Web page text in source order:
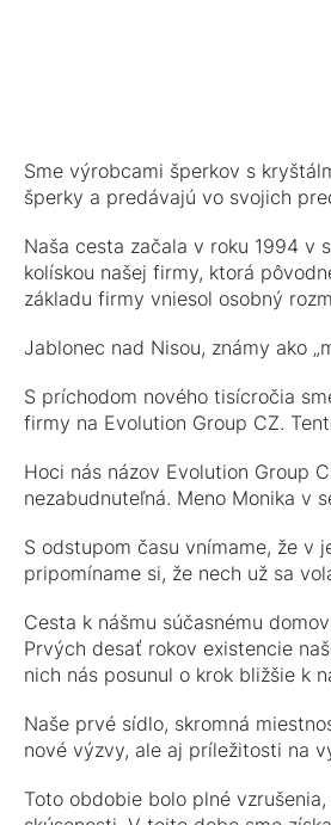
Sme výrobcami šperkov s
šperky a predávajú vo svojich
Naša cesta začala v roku 1994 v
kolískou našej firmy, ktorá
základu firmy vniesol osobný
Jablonec nad Nisou, známy ako
S príchodom nového tisícročia
firmy na Evolution Group CZ.
Hoci nás názov Evolution Group
nezabudnuteľná. Meno Monika v
S odstupom času vnímame, že v
pripomíname si, že nech už sa
Cesta k nášmu súčasnému
Prvých desať rokov existencie
nich nás posunul o krok bližšie k
Naše prvé sídlo, skromná
nové výzvy, ale aj príležitosti na
Toto obdobie bolo plné